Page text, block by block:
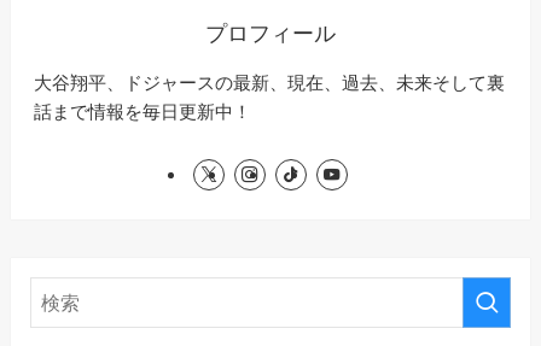
プロフィール
大谷翔平、ドジャースの最新、現在、過去、未来そして裏
話まで情報を毎日更新中！